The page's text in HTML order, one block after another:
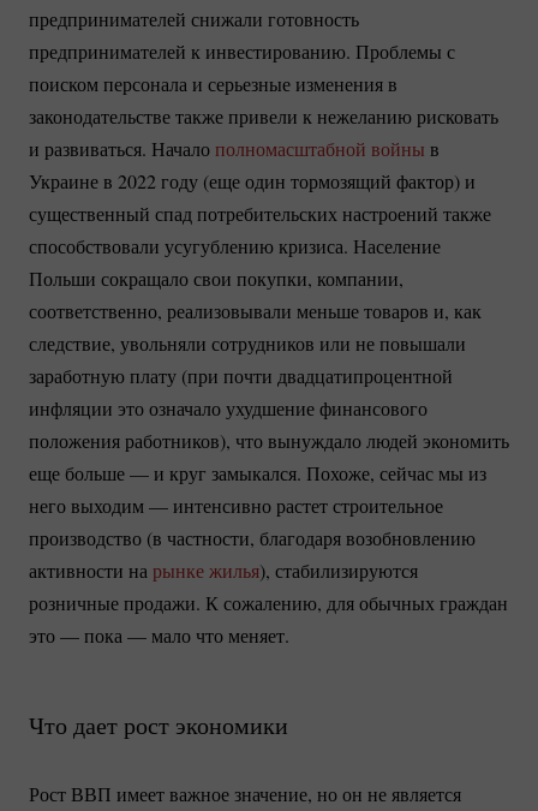
предпринимателей снижали готовность
предпринимателей к инвестированию. Проблемы с
поиском персонала и серьезные изменения в
законодательстве также привели к нежеланию рисковать
и развиваться. Начало полномасштабной войны в
Украине в 2022 году (еще один тормозящий фактор) и
существенный спад потребительских настроений также
способствовали усугублению кризиса. Население
Польши сокращало свои покупки, компании,
соответственно, реализовывали меньше товаров и, как
следствие, увольняли сотрудников или не повышали
заработную плату (при почти двадцатипроцентной
инфляции это означало ухудшение финансового
положения работников), что вынуждало людей экономить
еще больше — и круг замыкался. Похоже, сейчас мы из
него выходим — интенсивно растет строительное
производство (в частности, благодаря возобновлению
активности на рынке жилья), стабилизируются
розничные продажи. К сожалению, для обычных граждан
это — пока — мало что меняет.
Что дает рост экономики
Рост ВВП имеет важное значение, но он не является